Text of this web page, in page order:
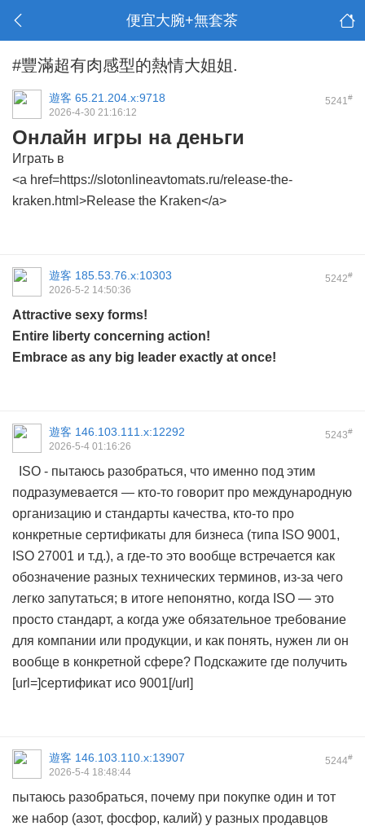
便宜大腕+無套茶
#豐滿超有肉感型的熱情大姐姐.
5241#
遊客 65.21.204.x:9718
2026-4-30 21:16:12
Онлайн игры на деньги
Играть в
<a href=https://slotonlineavtomats.ru/release-the-
kraken.html>Release the Kraken</a>
5242#
遊客 185.53.76.x:10303
2026-5-2 14:50:36
Attractive sexy forms!
Entire liberty concerning action!
Embrace as any big leader exactly at once!
5243#
遊客 146.103.111.x:12292
2026-5-4 01:16:26
ISO - пытаюсь разобраться, что именно под этим
подразумевается — кто-то говорит про международную
организацию и стандарты качества, кто-то про
конкретные сертификаты для бизнеса (типа ISO 9001,
ISO 27001 и т.д.), а где-то это вообще встречается как
обозначение разных технических терминов, из-за чего
легко запутаться; в итоге непонятно, когда ISO — это
просто стандарт, а когда уже обязательное требование
для компании или продукции, и как понять, нужен ли он
вообще в конкретной сфере? Подскажите где получить
[url=]сертификат исо 9001[/url]
5244#
遊客 146.103.110.x:13907
2026-5-4 18:48:44
пытаюсь разобраться, почему при покупке один и тот
же набор (азот, фосфор, калий) у разных продавцов